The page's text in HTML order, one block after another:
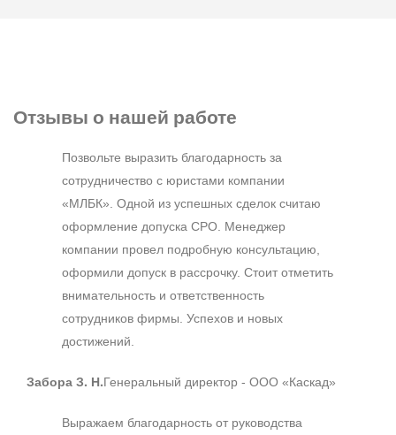
Отзывы о нашей работе
Позвольте выразить благодарность за
сотрудничество с юристами компании
«МЛБК». Одной из успешных сделок считаю
оформление допуска СРО. Менеджер
компании провел подробную консультацию,
оформили допуск в рассрочку. Стоит отметить
внимательность и ответственность
сотрудников фирмы. Успехов и новых
достижений.
Забора З. Н.Генеральный директор - ООО «Каскад»
Выражаем благодарность от руководства